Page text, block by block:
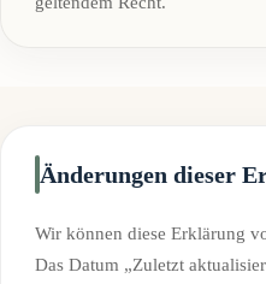
Änderungen dieser
Wir können diese Erklärung
Das Datum „Zuletzt